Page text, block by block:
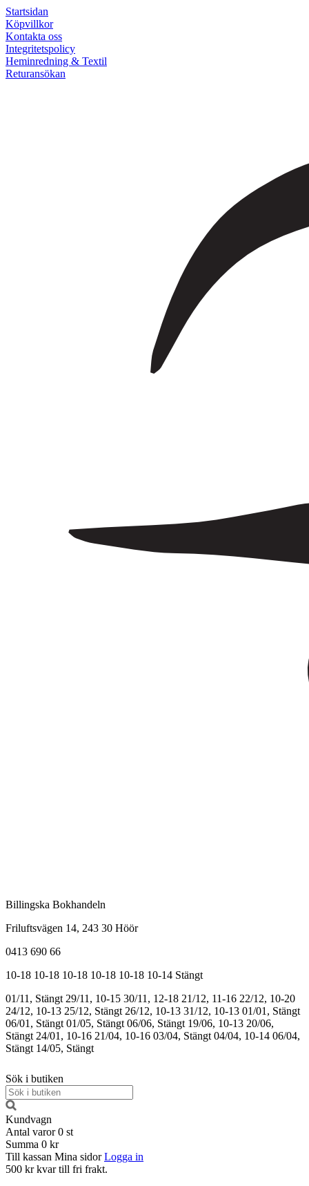
Startsidan
Köpvillkor
Kontakta oss
Integritetspolicy
Heminredning & Textil
Returansökan
Billingska Bokhandeln
Friluftsvägen 14, 243 30 Höör
0413 690 66
10-18 10-18 10-18 10-18 10-18 10-14 Stängt
01/11, Stängt 29/11, 10-15 30/11, 12-18 21/12, 11-16 22/12, 10-20
24/12, 10-13 25/12, Stängt 26/12, 10-13 31/12, 10-13 01/01, Stängt
06/01, Stängt 01/05, Stängt 06/06, Stängt 19/06, 10-13 20/06,
Stängt 24/01, 10-16 21/04, 10-16 03/04, Stängt 04/04, 10-14 06/04,
Stängt 14/05, Stängt
Sök i butiken
Kundvagn
Antal varor 0 st
Summa 0 kr
Till kassan Mina sidor Logga in
500 kr kvar till fri frakt.